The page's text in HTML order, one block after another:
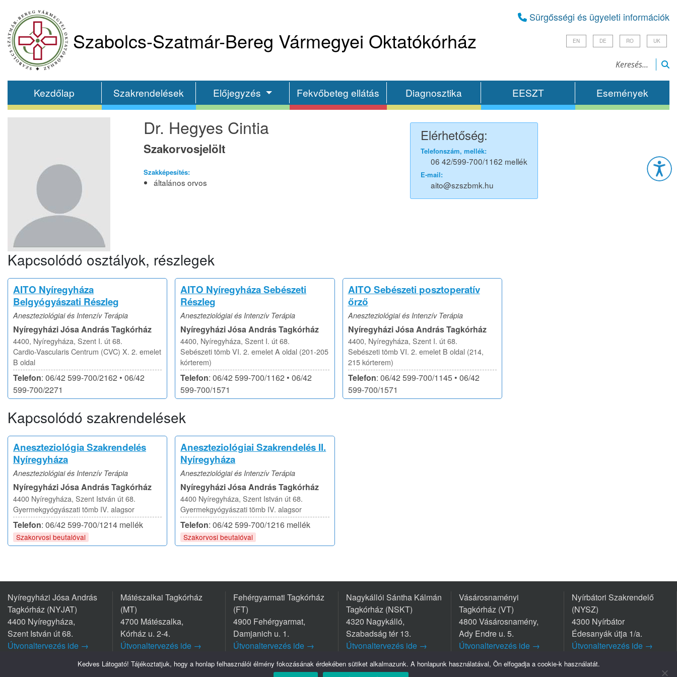
Szabolcs-Szatmár-Bereg Vármegyei Oktatókórház
Sürgősségi és ügyeleti információk
EN DE RO UK
Kezdőlap Szakrendelések Előjegyzés Fekvőbeteg ellátás Diagnosztika EESZT Események
Dr. Hegyes Cintia
Szakorvosjelölt
Szakképesítés:
általános orvos
Elérhetőség:
Telefonszám, mellék:
06 42/599-700/1162 mellék
E-mail:
aito@szszbmk.hu
Kapcsolódó osztályok, részlegek
AITO Nyíregyháza
Belgyógyászati Részleg
Aneszteziológiai és Intenzív Terápia
Nyíregyházi Jósa András Tagkórház
4400, Nyíregyháza, Szent I. út 68.
Cardio-Vascularis Centrum (CVC) X. 2. emelet
B oldal
Telefon: 06/42 599-700/2162 • 06/42
599-700/2271
AITO Nyíregyháza Sebészeti
Részleg
Aneszteziológiai és Intenzív Terápia
Nyíregyházi Jósa András Tagkórház
4400, Nyíregyháza, Szent I. út 68.
Sebészeti tömb VI. 2. emelet A oldal (201-205
kórterem)
Telefon: 06/42 599-700/1162 • 06/42
599-700/1571
AITO Sebészeti posztoperatív
őrző
Aneszteziológiai és Intenzív Terápia
Nyíregyházi Jósa András Tagkórház
4400, Nyíregyháza, Szent I. út 68.
Sebészeti tömb VI. 2. emelet B oldal (214,
215 kórterem)
Telefon: 06/42 599-700/1145 • 06/42
599-700/1571
Kapcsolódó szakrendelések
Aneszteziológia Szakrendelés
Nyíregyháza
Aneszteziológiai és Intenzív Terápia
Nyíregyházi Jósa András Tagkórház
4400 Nyíregyháza, Szent István út 68.
Gyermekgyógyászati tömb IV. alagsor
Telefon: 06/42 599-700/1214 mellék
Szakorvosi beutalóval
Aneszteziológiai Szakrendelés II.
Nyíregyháza
Aneszteziológiai és Intenzív Terápia
Nyíregyházi Jósa András Tagkórház
4400 Nyíregyháza, Szent István út 68.
Gyermekgyógyászati tömb IV. alagsor
Telefon: 06/42 599-700/1216 mellék
Szakorvosi beutalóval
Nyíregyházi Jósa András
Tagkórház (NYJAT)
4400 Nyíregyháza,
Szent István út 68.
Útvonaltervezés ide →
Mátészalkai Tagkórház
(MT)
4700 Mátészalka,
Kórház u. 2-4.
Útvonaltervezés ide →
Fehérgyarmati Tagkórház
(FT)
4900 Fehérgyarmat,
Damjanich u. 1.
Útvonaltervezés ide →
Nagykállói Sántha Kálmán
Tagkórház (NSKT)
4320 Nagykálló,
Szabadság tér 13.
Útvonaltervezés ide →
Vásárosnaményi
Tagkórház (VT)
4800 Vásárosnamény,
Ady Endre u. 5.
Útvonaltervezés ide →
Tel.: +36 45/570-770
Nyírbátori Szakrendelő
(NYSZ)
4300 Nyírbátor
Édesanyák útja 1/a.
Útvonaltervezés ide →
Kedves Látogató! Tájékoztatjuk, hogy a honlap felhasználói élmény fokozásának érdekében sütiket alkalmazunk. A honlapunk használatával, Ön elfogadja a cookie-k használatát.